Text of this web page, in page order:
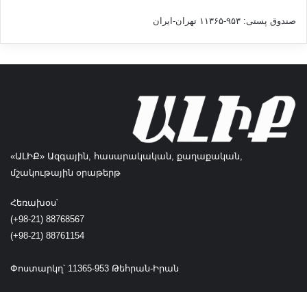
د
صندوق پستی: ۹۵۳-۱۱۳۶۵ تهران-ایران
«ԱԼԻՔ» Ազգային, հասարակական, քաղաքական,
մշակութային օրաթերթ
Հեռախօս՝
(+98-21) 88768567
(+98-21) 88761154
Փոստարկղ՝ 11365-953 Թեհրան-Իրան